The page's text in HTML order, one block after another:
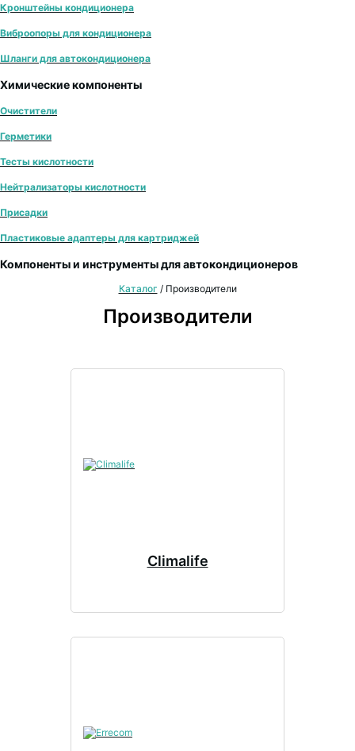
Кронштейны кондиционера
Виброопоры для кондиционера
Шланги для автокондиционера
Химические компоненты
Очистители
Герметики
Тесты кислотности
Нейтрализаторы кислотности
Присадки
Пластиковые адаптеры для картриджей
Компоненты и инструменты для автокондиционеров
Каталог / Производители
Производители
Climalife